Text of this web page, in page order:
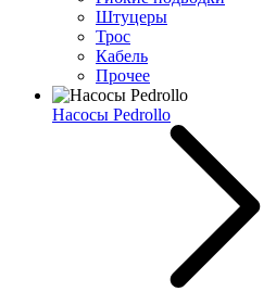
Штуцеры
Трос
Кабель
Прочее
Насосы Pedrollo